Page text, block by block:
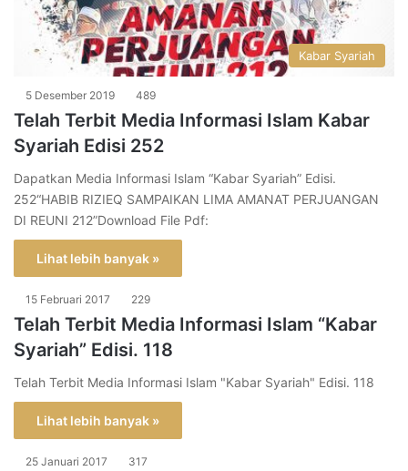
Kabar Syariah
5 Desember 2019 489
Telah Terbit Media Informasi Islam Kabar
Syariah Edisi 252
Dapatkan Media Informasi Islam “Kabar Syariah” Edisi.
252“HABIB RIZIEQ SAMPAIKAN LIMA AMANAT PERJUANGAN
DI REUNI 212”Download File Pdf:
Lihat lebih banyak »
15 Februari 2017 229
Telah Terbit Media Informasi Islam “Kabar
Syariah” Edisi. 118
Telah Terbit Media Informasi Islam "Kabar Syariah" Edisi. 118
Lihat lebih banyak »
25 Januari 2017 317